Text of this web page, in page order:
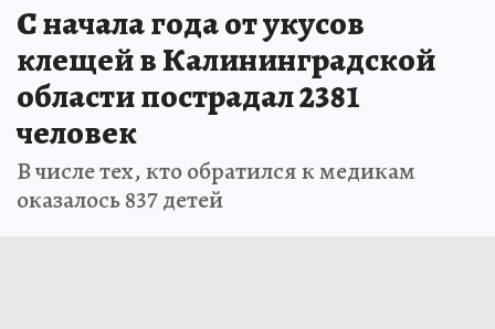
С начала года от укусов
клещей в Калининградской
области пострадал 2381
человек
В числе тех, кто обратился к медикам
оказалось 837 детей